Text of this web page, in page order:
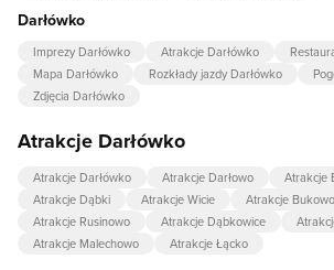
Darłówko
Imprezy Darłówko Atrakcje Darłówko
Mapa Darłówko
Rozkłady jazdy Darłówko
Zdjęcia Darłówko
Atrakcje Darłówko
Atrakcje Darłówko Atrakcje Darłowo
Atrakcje
Atrakcje Dąbki
Atrakcje Wicie
Atrakcje
Atrakcje Rusinowo
Atrakcje Dąbkowice
Atrakcje Malechowo
Atrakcje Łącko